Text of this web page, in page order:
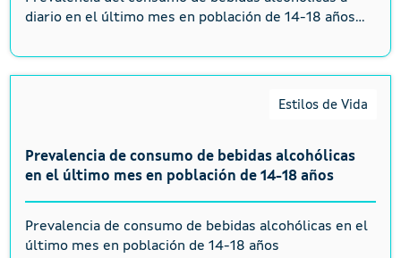
diario en el último mes en población de 14-18 años...
Estilos de Vida
Prevalencia de consumo de bebidas alcohólicas
en el último mes en población de 14-18 años
Prevalencia de consumo de bebidas alcohólicas en el
último mes en población de 14-18 años